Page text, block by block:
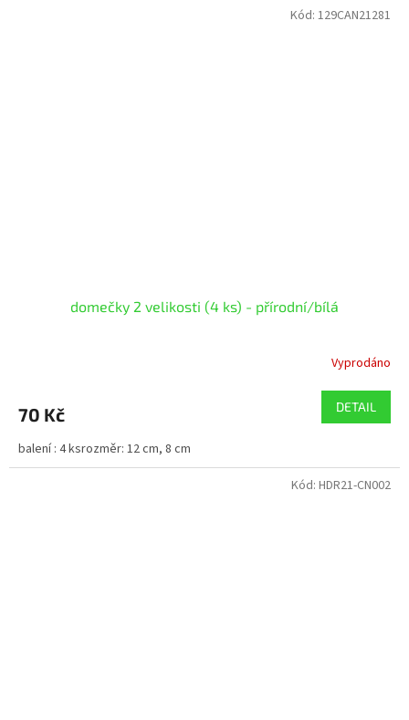
domečky 2 velikosti (4 ks) - přírodní/bílá
Vyprodáno
70 Kč DETAIL
balení : 4 ksrozměr: 12 cm, 8 cm
Kód: 129CAN21281
Kód: HDR21-CN002